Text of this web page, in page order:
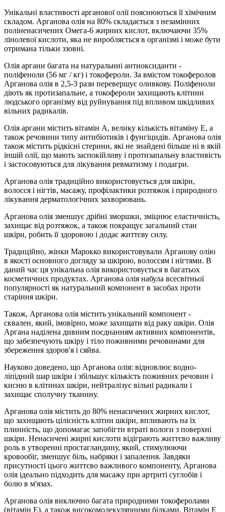
Унікальні властивості арганової олії пояснюються її хімічним
складом. Арганова олія на 80% складається з незамінних
поліненасичених Омега-6 жирних кислот, включаючи 35%
лінолевої кислоти, яка не виробляється в організмі і може бути
отримана тільки ззовні.
Олія аргани багата на натуральниі антиоксиданти -
поліфеноли (56 мг / кг) і токофероли. За вмістом токоферолов
Арганова олія в 2,5-3 рази перевершує оливкову. Поліфеноли
діють як протизапальне, а токофероли захищають клітини
людського організму від руйнування під впливом шкідливих
вільних радикалів.
Олія аргани містить вітамін А, велику кількість вітаміну Е, а
також речовини типу антибіотиків і фунгіцидів. Арганова олія
також містить рідкісні стерини, які не знайдені більше ні в якій
іншій олії, що мають заспокійливу і протизапальну властивість
і застосовуються для лікування ревматизму і подагри.
Арганова олія традиційно використовується для шкіри,
волосся і нігтів, масажу, профілактики розтяжок і природного
лікування дерматологічних захворювань.
Арганова олія зменшує дрібні зморшки, зміцнює еластичність,
захищає від розтяжок, а також покращує загальний стан
шкіри, робить її здоровою і додає життєву силу.
Традиційно, жінки Марокко використовували Арганову олію
в якості основного догляду за шкірою, волоссям і нігтями. В
даний час ця унікальна олія використовується в багатьох
косметичних продуктах. Арганова олія набула всесвітньої
популярності як натуральний компонент в засобах проти
старіння шкіри.
Також, Арганова олія містить унікальний компонент -
сквален, який, імовірно, може захищати від раку шкіри. Олія
Аргана наділена дивним поєднанням активних компонентів,
що забезпечують шкіру і тіло поживними речовинами для
збереження здоров'я і сяйва.
Науково доведено, що Арганова олія: відновлює водно-
ліпідний шар шкіри і збільшує кількість поживних речовин і
кисню в клітинах шкіри, нейтралізує вільні радикали і
захищає сполучну тканину.
Арганова олія містить до 80% ненасичених жирних кислот,
що захищають цілісність клітин шкіри, впливають на їх
плинність, що допомагає запобігти втраті вологи з поверхні
шкіри. Ненасичені жирні кислоти відіграють життєво важливу
роль в утворенні простагландину, який, стимулюючи
кровообіг, зменшує біль, набряки і запалення. Завдяки
присутності цього життєво важливого компоненту, Арганова
олія ідеально підходить для масажу при артриті суглобів і
болю в м'язах.
Арганова олія виключно багата природними токоферолами
(вітамін Е), а також високомолекулярними білками. Вітамін Е